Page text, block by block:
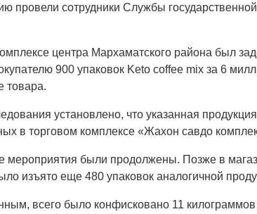
провели сотрудники Службы
центра Мархаматского района был
900 упаковок Keto coffee mix за 6
товара.
установлено, что указанная
в торговом комплексе «Жахон савдо
мероприятия были продолжены. Позже в
изъято еще 480 упаковок аналогичной
всего было конфисковано 11